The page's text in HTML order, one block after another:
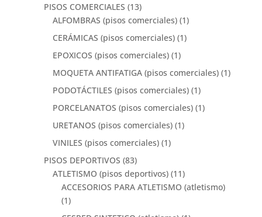
PISOS COMERCIALES (13)
ALFOMBRAS (pisos comerciales) (1)
CERÁMICAS (pisos comerciales) (1)
EPOXICOS (pisos comerciales) (1)
MOQUETA ANTIFATIGA (pisos comerciales) (1)
PODOTÁCTILES (pisos comerciales) (1)
PORCELANATOS (pisos comerciales) (1)
URETANOS (pisos comerciales) (1)
VINILES (pisos comerciales) (1)
PISOS DEPORTIVOS (83)
ATLETISMO (pisos deportivos) (11)
ACCESORIOS PARA ATLETISMO (atletismo)
(1)